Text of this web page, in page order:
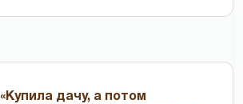
«Купила дачу, а потом